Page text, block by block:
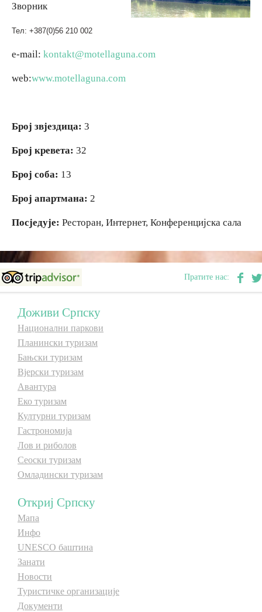
Авантура
Еко туризам
Гастрономија
Лов и риболов
Сеоски туризам
Омладински туризам
Дестинације
Списак дестинација
Мапа дестинација
Манифестације
Смјештај
Мултимедија
Фото
Видео
E-Brochure
Откриј Српску
Зворник
Тел: +387(0)56 210 002
e-mail: kontakt@motellaguna.com
web:www.motellaguna.com
Број звјездица: 3
Број кревета: 32
Број соба: 13
Број апартмана: 2
Посједује: Ресторан, Интернет, Конференцијска сала
Пратите нас:
Доживи Српску
Национални паркови
Планински туризам
Бањски туризам
Вјерски туризам
Авантура
Еко туризам
Културни туризам
Гастрономија
Лов и риболов
Сеоски туризам
Омладински туризам
Откриј Српску
Мапа
Инфо
UNESCO баштина
Занати
Новости
Туристичке организације
Документи